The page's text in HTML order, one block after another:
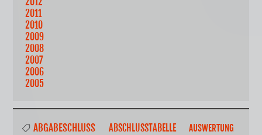
2011
2010
2009
2008
2007
2006
2005
ABGABESCHLUSS ABSCHLUSSTABELLE AUSWERTUNG